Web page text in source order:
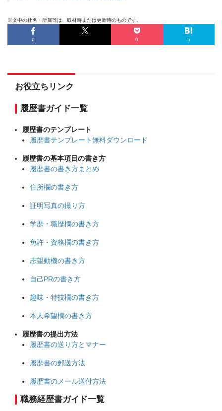
※文中の社名・所属等は、取材時または更新時のものです。
0 0 5
お役立ちリンク
履歴書ガイド一覧
履歴書のテンプレート
履歴書テンプレート無料ダウンロード
履歴書の基本項目の書き方
履歴書の書き方まとめ
住所欄の書き方
証明写真の撮り方
学歴・職歴欄の書き方
免許・資格欄の書き方
志望動機の書き方
自己PRの書き方
趣味・特技欄の書き方
本人希望欄の書き方
履歴書の提出方法
履歴書の送り方とマナー
履歴書の郵送方法
履歴書のメール送付方法
職務経歴書ガイド一覧